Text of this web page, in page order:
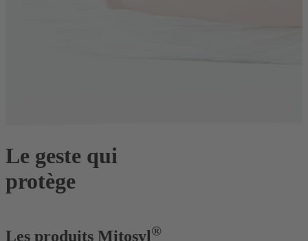
Le geste qui
protège
Les produits Mitosyl®